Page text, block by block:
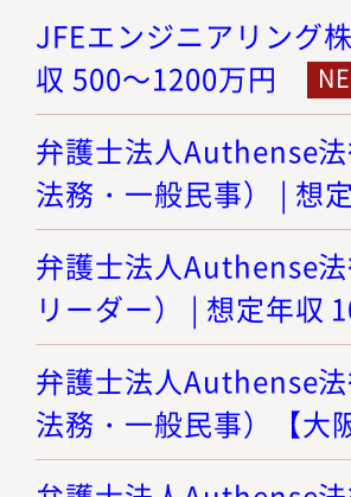
JFEエンジニアリング
収 500～1200万円
弁護士法人Authense
法務・一般民事） | 想
弁護士法人Authense
リーダー） | 想定年収
弁護士法人Authense
法務・一般民事）【大